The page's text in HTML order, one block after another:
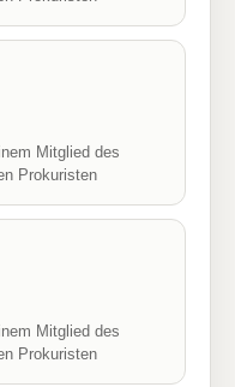
Mitglied des
Prokuristen
Mitglied des
Prokuristen